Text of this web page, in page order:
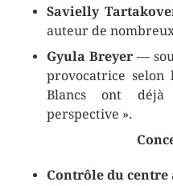
Savielly
auteur de
Gyula Breyer—
provocatrice selon
Blancs ont
perspective ».
Contrôle du centre